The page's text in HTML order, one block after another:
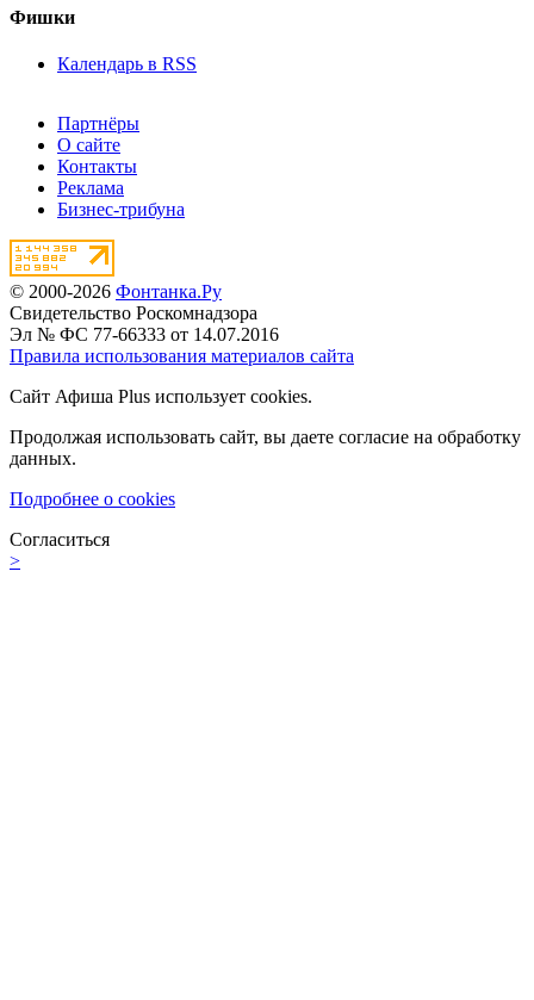
Фишки
Календарь в RSS
Партнёры
О сайте
Контакты
Реклама
Бизнес-трибуна
© 2000-2026 Фонтанка.Ру
Свидетельство Роскомнадзора
Эл № ФС 77-66333 от 14.07.2016
Правила использования материалов сайта
Сайт Афиша Plus использует cookies.
Продолжая использовать сайт, вы даете согласие на обработку
данных.
Подробнее о cookies
Согласиться
>